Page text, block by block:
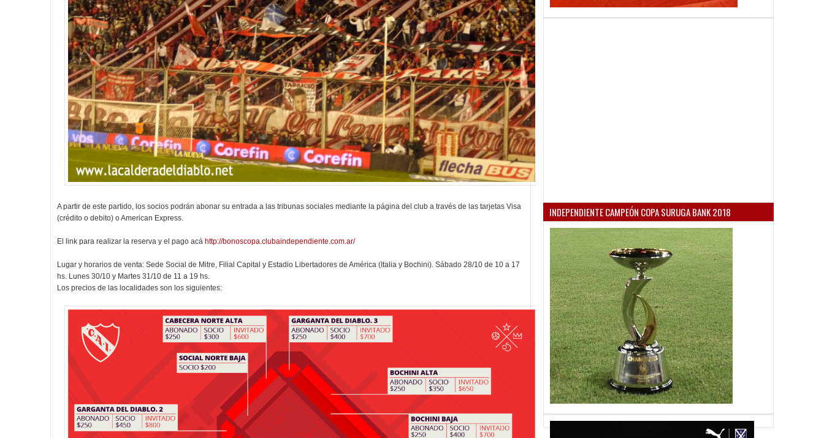
A partir de este partido, los socios podrán abonar su entrada a las tribunas sociales mediante la página del club a través de las tarjetas Visa
(crédito o debito) o American Express.
El link para realizar la reserva y el pago acá http://bonoscopa.clubaindependiente.com.ar/
Lugar y horarios de venta: Sede Social de Mitre, Filial Capital y Estadio Libertadores de América (Italia y Bochini). Sábado 28/10 de 10 a 17
hs. Lunes 30/10 y Martes 31/10 de 11 a 19 hs.
Los precios de las localidades son los siguientes:
INDEPENDIENTE CAMPEÓN COPA SURUGA BANK 2018